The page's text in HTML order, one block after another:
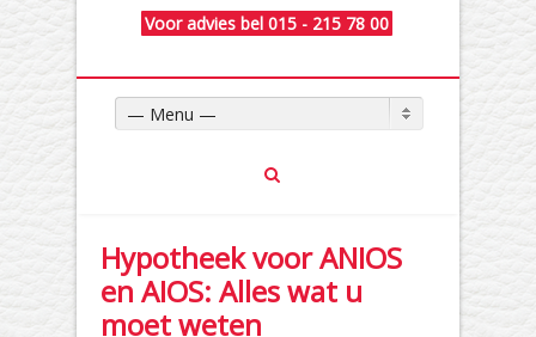
Voor advies bel 015 - 215 78 00
— Menu —
Hypotheek voor ANIOS
en AIOS: Alles wat u
moet weten